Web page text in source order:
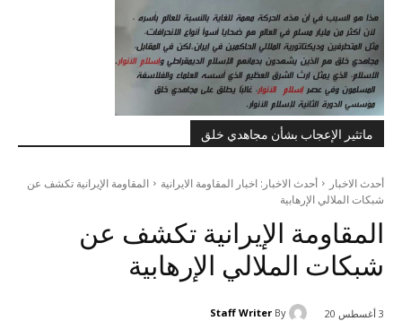
ماتثير الإعجاب بشأن مجاهدي خلق
أحدث الاخبار أحدث الاخبار: اخبار المقاومة الايرانية
المقاومة‌ الإيرانية‌ تکشف عن
شبكات الملالي الإرهابية
المقاومة‌ الإيرانية‌ تکشف عن
شبكات الملالي الإرهابية
3 أغسطس 20 By
Staff Writer